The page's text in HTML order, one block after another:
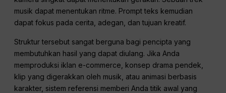
musik dapat menentukan ritme. Prompt teks kemudian
dapat fokus pada cerita, adegan, dan tujuan kreatif.
Struktur tersebut sangat berguna bagi pencipta yang
membutuhkan hasil yang dapat diulang. Jika Anda
memproduksi iklan e-commerce, konsep drama pendek,
klip yang digerakkan oleh musik, atau animasi berbasis
karakter, sistem referensi memberi Anda titik awal yang